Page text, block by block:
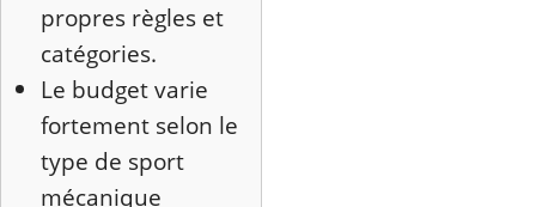
propres règles et
catégories.
Le budget varie
fortement selon le
type de sport
mécanique